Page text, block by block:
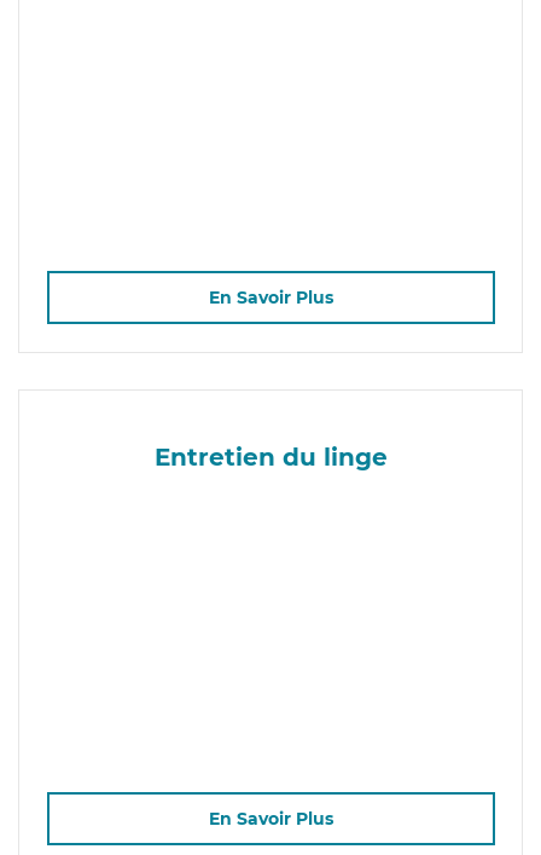
En Savoir Plus
Entretien du linge
En Savoir Plus